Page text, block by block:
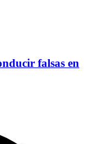
falsas en